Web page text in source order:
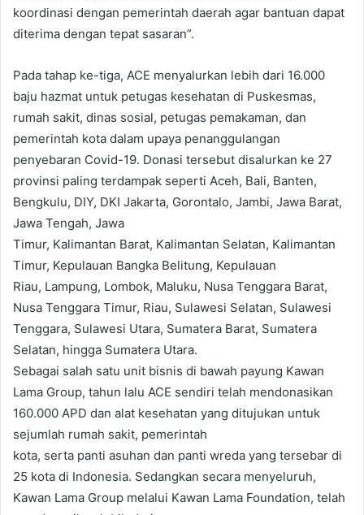
koordinasi dengan pemerintah daerah agar bantuan dapat
diterima dengan tepat sasaran”.
Pada tahap ke-tiga, ACE menyalurkan lebih dari 16.000
baju hazmat untuk petugas kesehatan di Puskesmas,
rumah sakit, dinas sosial, petugas pemakaman, dan
pemerintah kota dalam upaya penanggulangan
penyebaran Covid-19. Donasi tersebut disalurkan ke 27
provinsi paling terdampak seperti Aceh, Bali, Banten,
Bengkulu, DIY, DKI Jakarta, Gorontalo, Jambi, Jawa Barat,
Jawa Tengah, Jawa
Timur, Kalimantan Barat, Kalimantan Selatan, Kalimantan
Timur, Kepulauan Bangka Belitung, Kepulauan
Riau, Lampung, Lombok, Maluku, Nusa Tenggara Barat,
Nusa Tenggara Timur, Riau, Sulawesi Selatan, Sulawesi
Tenggara, Sulawesi Utara, Sumatera Barat, Sumatera
Selatan, hingga Sumatera Utara.
Sebagai salah satu unit bisnis di bawah payung Kawan
Lama Group, tahun lalu ACE sendiri telah mendonasikan
160.000 APD dan alat kesehatan yang ditujukan untuk
sejumlah rumah sakit, pemerintah
kota, serta panti asuhan dan panti wreda yang tersebar di
25 kota di Indonesia. Sedangkan secara menyeluruh,
Kawan Lama Group melalui Kawan Lama Foundation, telah